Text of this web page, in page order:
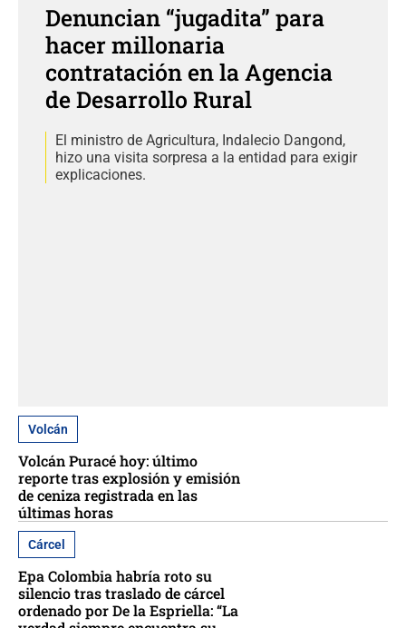
Denuncian “jugadita” para
hacer millonaria
contratación en la Agencia
de Desarrollo Rural
El ministro de Agricultura, Indalecio Dangond,
hizo una visita sorpresa a la entidad para exigir
explicaciones.
Volcán
Volcán Puracé hoy: último
reporte tras explosión y emisión
de ceniza registrada en las
últimas horas
Cárcel
Epa Colombia habría roto su
silencio tras traslado de cárcel
ordenado por De la Espriella: “La